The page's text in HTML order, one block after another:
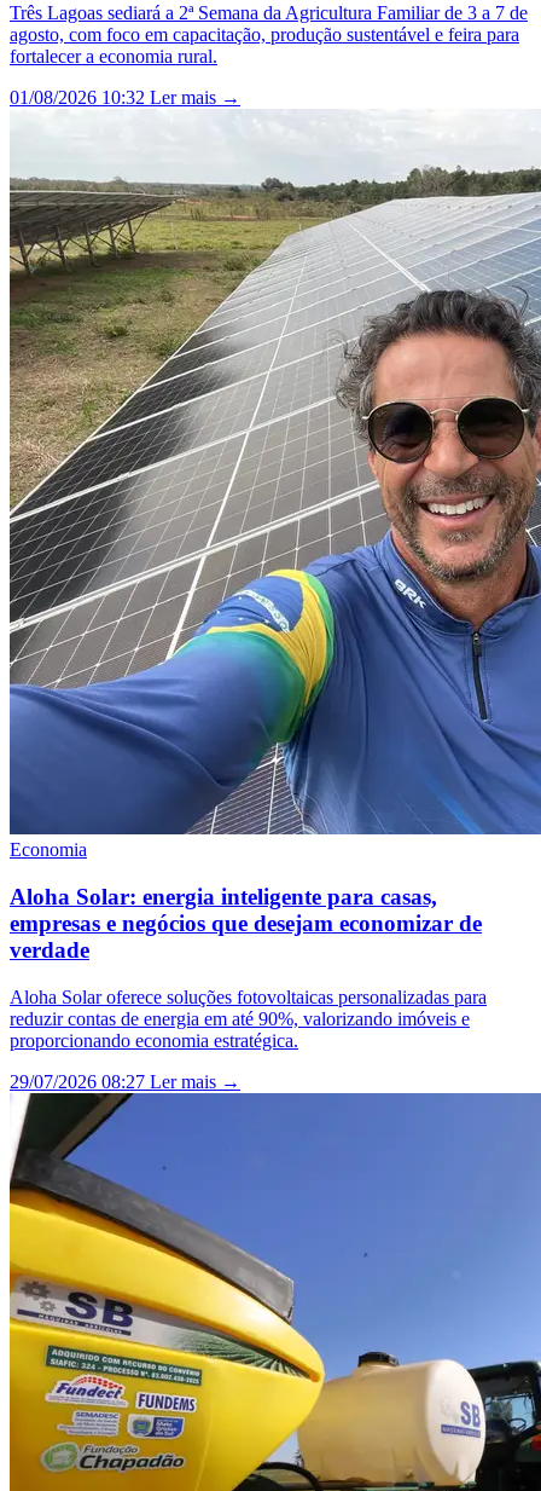
Três Lagoas sediará a 2ª Semana da Agricultura Familiar de 3 a 7 de
agosto, com foco em capacitação, produção sustentável e feira para
fortalecer a economia rural.
01/08/2026 10:32 Ler mais →
Economia
Aloha Solar: energia inteligente para casas,
empresas e negócios que desejam economizar de
verdade
Aloha Solar oferece soluções fotovoltaicas personalizadas para
reduzir contas de energia em até 90%, valorizando imóveis e
proporcionando economia estratégica.
29/07/2026 08:27 Ler mais →